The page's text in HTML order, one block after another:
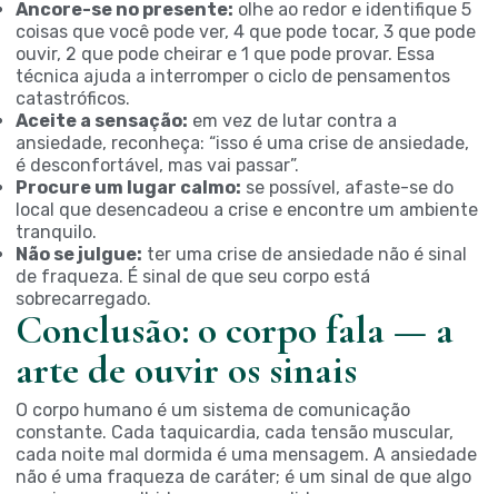
Ancore-se no presente: olhe ao redor e identifique 5
coisas que você pode ver, 4 que pode tocar, 3 que pode
ouvir, 2 que pode cheirar e 1 que pode provar. Essa
técnica ajuda a interromper o ciclo de pensamentos
catastróficos.
Aceite a sensação: em vez de lutar contra a
ansiedade, reconheça: “isso é uma crise de ansiedade,
é desconfortável, mas vai passar”.
Procure um lugar calmo: se possível, afaste-se do
local que desencadeou a crise e encontre um ambiente
tranquilo.
Não se julgue: ter uma crise de ansiedade não é sinal
de fraqueza. É sinal de que seu corpo está
sobrecarregado.
Conclusão: o corpo fala — a
arte de ouvir os sinais
O corpo humano é um sistema de comunicação
constante. Cada taquicardia, cada tensão muscular,
cada noite mal dormida é uma mensagem. A ansiedade
não é uma fraqueza de caráter; é um sinal de que algo